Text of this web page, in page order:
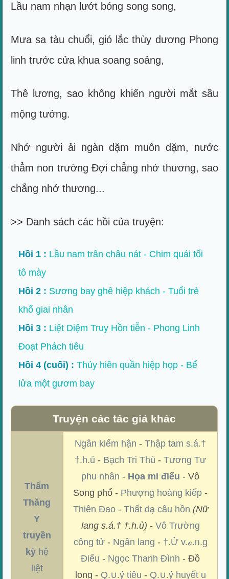
Lầu nam nhạn lướt bóng song song,
Mưa sa tàu chuổi, gió lắc thùy dương Phong
linh trước cửa khua soang soảng,
Thê lương, sao không khiến người mắt sầu
mộng tưởng.
Nhớ người ải ngàn dặm muôn dặm, nước
thẳm non trường Đợi chẳng nhớ thương, sao
chẳng nhớ thương...
>> Danh sách các hồi của truyện:
Hồi 1 : Lầu nam trân châu nát - Chim quái tối
tô mày
Hồi 2 : Sương bay ghê hiệp khách - Tuổi trẻ
khổ giai nhân
Hồi 3 : Liệt Diệm Truy Hồn tiễn - Phong Linh
Đoạt Phách tiêu
Hồi 4 (cuối) : Thủy hiên quần hiệp họp - Bể
lửa một gươm bay
Truyện các tác giả khác
Thẩm
Thăng
Y
truyền
kỳhệ
liệt
Ngân kiếm hận -Thập tam s.á.†
†.h.ủ - Bạch Tri Thù -Tương Tư
phu nhân - Họa mi điểu - Vô
Song phổ - Phượng hoàng kiếp -
Thiên Đao- Thất dạ câu hồn (Nữ
lang s.á.† †.h.ủ) - Vô Trường
công tử- Ngân lang - †.Ử v.ℴ.ᥒ.g
Điểu - Ngọc Thanh Đình - Đồ
long - Q.∪.ỷ tiêu - Q.∪.ỷ huyết u